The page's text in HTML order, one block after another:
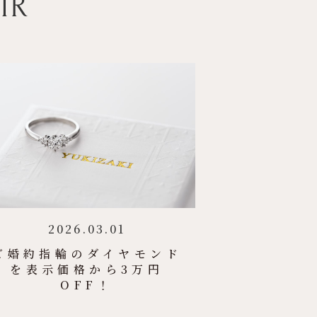
2026.03.01
婚約指輪のダイヤモンド
を表示価格から3万円
OFF！